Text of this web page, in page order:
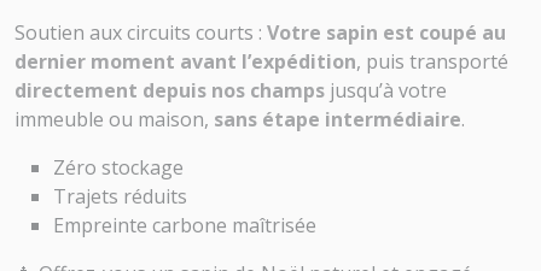
Soutien aux circuits courts : Votre sapin est coupé au
dernier moment avant l’expédition, puis transporté
directement depuis nos champs jusqu’à votre
immeuble ou maison, sans étape intermédiaire.
Zéro stockage
Trajets réduits
Empreinte carbone maîtrisée